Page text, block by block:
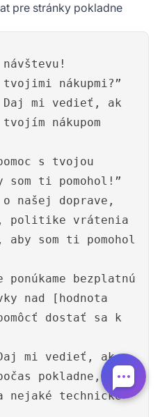
pre stránky pokladne
tvojimi nákupmi?”
Daj mi vedieť, ak
nákupom
s tvojou
som ti pomohol!”
našej doprave,
politike vrátenia
aby som ti pomohol
bezplatnú
nad [hodnota
dostať sa k
mi vedieť, ak
pokladne,
nejaké technické